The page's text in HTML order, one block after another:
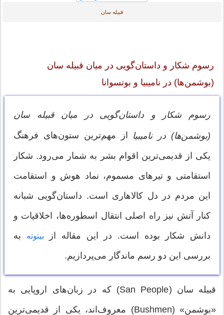
قبیله سان
رسوم شکار و داستان‌گویی در میان قبیله سان
(بوشمن‌ها) در نامیبیا و بوتسوانا
رسوم شکار و داستان‌گویی در میان قبیله سان
(بوشمن‌ها) در نامیبیا از مهم‌ترین ستون‌های فرهنگ
یکی از قدیمی‌ترین اقوام بشر به شمار می‌رود. شکار
استقامتی و تیرهای مسموم، نماد هوش و استقامت
این مردم در دل کالاهاری است. داستان‌گویی شبانه
کنار آتش نیز راه اصلی انتقال اسطوره‌ها، اخلاقیات و
دانش شکار بوده است. در این مقاله از
بیتوته
به
بررسی این دو رسم ماندگار می‌پردازیم.
قبیله سان (San People) که در زبان‌های اروپایی به
«بوشمن» (Bushmen) معروف‌اند، یکی از قدیمی‌ترین